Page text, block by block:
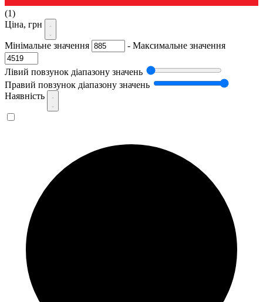
(1)
Ціна, грн
Мінімальне значення - Максимальне значення
Лівий повзунок діапазону значень
Правий повзунок діапазону значень
Наявність